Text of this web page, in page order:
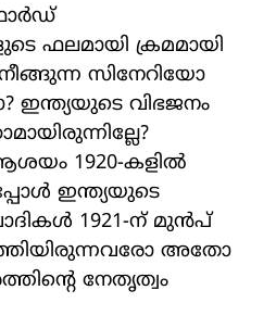
ഫലമായി ക്രമമായി
നീങ്ങുന്ന സിനേറിയോ
ഇന്ത്യയുടെ വിഭജനം
1920-കളില്‍
ഇന്ത്യയുടെ
1921-ന് മുന്‍പ്
അതോ
നേതൃത്വം